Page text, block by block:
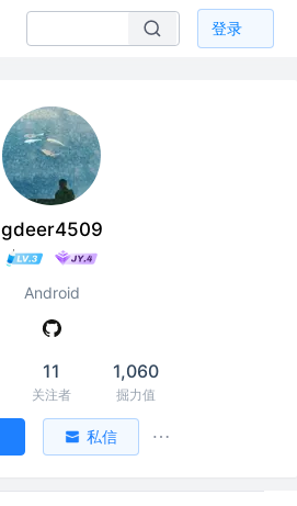
登录
gdeer4509
Android
11
关注者
1,060
掘力值
私信